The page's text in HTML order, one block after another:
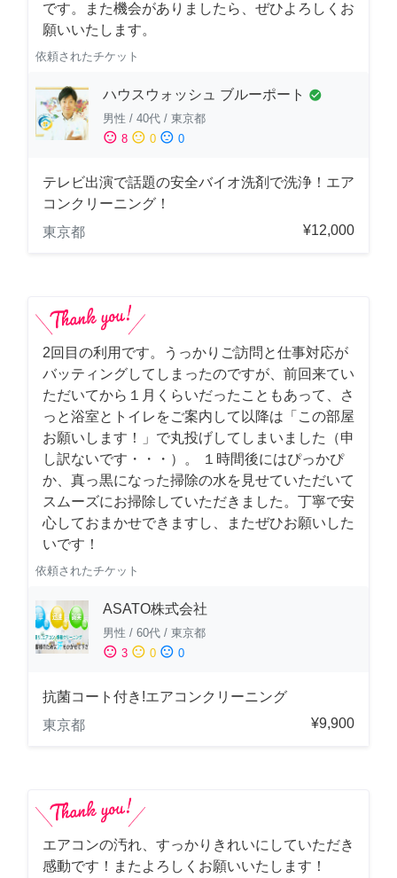
です。また機会がありましたら、ぜひよろしくお
願いいたします。
依頼されたチケット
ハウスウォッシュ ブルーポート check_circle
男性 / 40代 / 東京都
sentiment_satisfied 8 sentiment_neutral 0 sentiment_dissatisfied 0
テレビ出演で話題の安全バイオ洗剤で洗浄！エア
コンクリーニング！
東京都
¥12,000
2回目の利用です。うっかりご訪問と仕事対応が
バッティングしてしまったのですが、前回来てい
ただいてから１月くらいだったこともあって、さ
っと浴室とトイレをご案内して以降は「この部屋
お願いします！」で丸投げしてしまいました（申
し訳ないです・・・）。 １時間後にはぴっかぴ
か、真っ黒になった掃除の水を見せていただいて
スムーズにお掃除していただきました。丁寧で安
心しておまかせできますし、またぜひお願いした
いです！
依頼されたチケット
ASATO株式会社
男性 / 60代 / 東京都
sentiment_satisfied 3 sentiment_neutral 0 sentiment_dissatisfied 0
抗菌コート付き!エアコンクリーニング
東京都
¥9,900
エアコンの汚れ、すっかりきれいにしていただき
感動です！またよろしくお願いいたします！